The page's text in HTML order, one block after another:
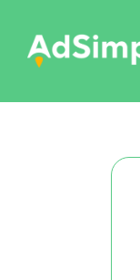
content